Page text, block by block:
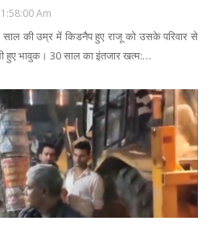
Am
साल की उम्र में किडनैप हुए राजू को उसके परिवार से
हुए भावुक। 30 साल का इंतजार खत्म:…